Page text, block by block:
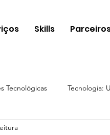
Skills
Tecnológicas Tecnologia:
Operacional